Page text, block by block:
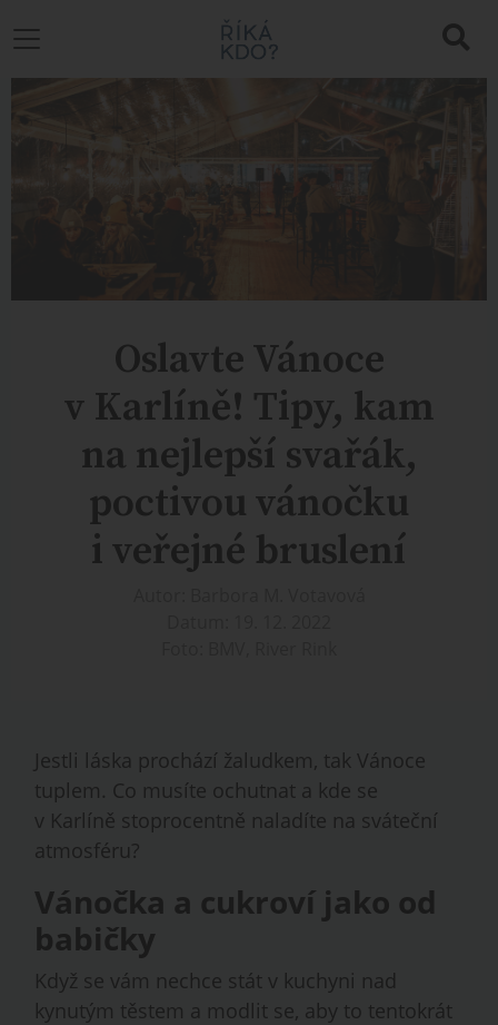
Oslavte Vánoce
v Karlíně! Tipy, kam
na nejlepší svařák,
poctivou vánočku
i veřejné bruslení
Jestli láska prochází žaludkem, tak Vánoce
tuplem. Co musíte ochutnat a kde se
v Karlíně stoprocentně naladíte na sváteční
atmosféru?
Vánočka a cukroví jako od
babičky
Když se vám nechce stát v kuchyni nad
kynutým těstem a modlit se, aby to tentokrát